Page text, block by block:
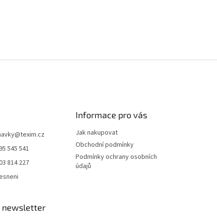
@texim.cz
545 541
814 227
Informace pro vás
Jak nakupovat
Obchodní podmínky
Podmínky ochrany osobních
údajů
newsletter